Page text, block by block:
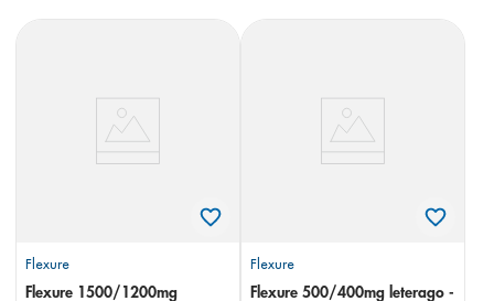
Flexure
Flexure 1500/1200mg
Flexure
Flexure 500/400mg leterago -
6. shampoo
pediasure
desodorante